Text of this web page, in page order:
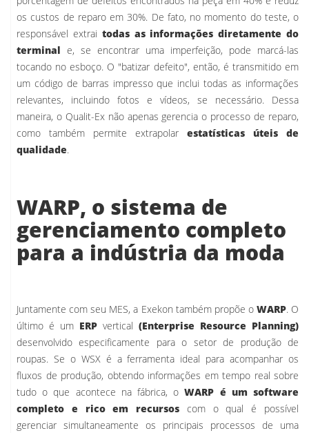
os custos de reparo em 30%. De fato, no momento do teste, o
responsável extrai todas as informações diretamente do
terminal e, se encontrar uma imperfeição, pode marcá-las
tocando no esboço. O "batizar defeito", então, é transmitido em
um código de barras impresso que inclui todas as informações
relevantes, incluindo fotos e vídeos, se necessário. Dessa
maneira, o Qualit-Ex não apenas gerencia o processo de reparo,
como também permite extrapolar estatísticas úteis de
qualidade.
WARP, o sistema de
gerenciamento completo
para a indústria da moda
Juntamente com seu MES, a Exekon também propõe o WARP. O
último é um ERP vertical (Enterprise Resource Planning)
desenvolvido especificamente para o setor de produção de
roupas. Se o WSX é a ferramenta ideal para acompanhar os
fluxos de produção, obtendo informações em tempo real sobre
tudo o que acontece na fábrica, oWARP é um software
completo e rico em recursos com o qual é possível
gerenciar simultaneamente os principais processos de uma